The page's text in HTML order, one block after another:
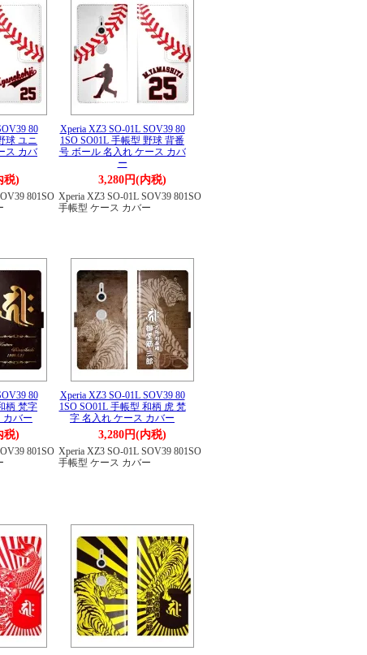
80
球 ユニ
ス カバ
税)
801SO
Xperia XZ3 SO-01L SOV39 80
1SO SO01L 手帳型 野球 背番
号 ボール 名入れ ケース カバ
ー
3,280円(内税)
Xperia XZ3 SO-01L SOV39 801SO
手帳型 ケース カバー
80
柄 梵字
カバー
税)
801SO
Xperia XZ3 SO-01L SOV39 80
1SO SO01L 手帳型 和柄 虎 梵
字 名入れ ケース カバー
3,280円(内税)
Xperia XZ3 SO-01L SOV39 801SO
手帳型 ケース カバー